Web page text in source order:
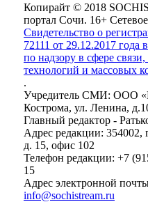
Копирайт © 2018
портал Сочи. 16+
Свидетельство о
72111 от 29.12.2017
по надзору в сфере
технологий и массовых
.
Учредитель СМИ: ООО
Кострома, ул. Ленина,
Главный редактор -
Адрес редакции: 354002,
д. 15, офис 102
Телефон редакции: +7
15
Адрес электронной
info@sochistream.ru